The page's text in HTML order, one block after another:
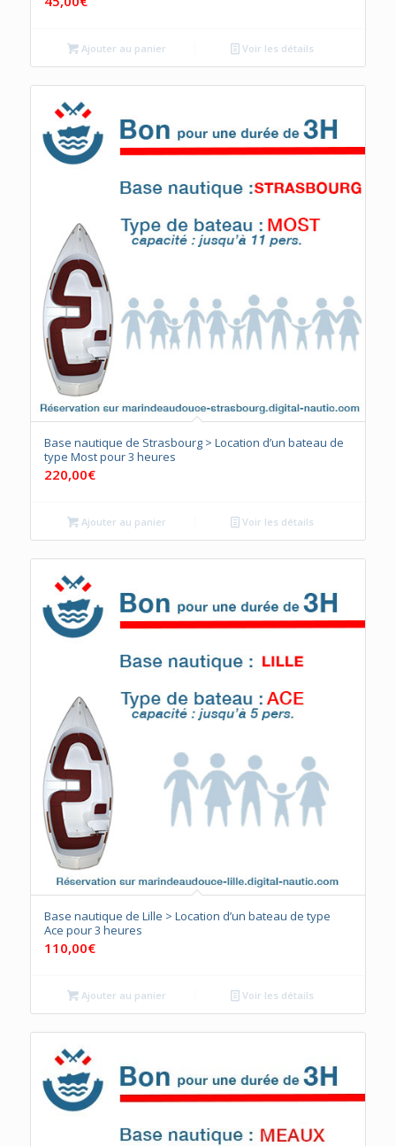
Ajouter au panier Voir les détails
Base nautique de Strasbourg > Location d’un bateau de
type Most pour 3 heures
220,00€
Ajouter au panier Voir les détails
Base nautique de Lille > Location d’un bateau de type
Ace pour 3 heures
110,00€
Ajouter au panier Voir les détails